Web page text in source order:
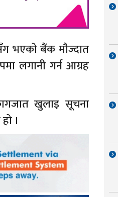
भएको बैंक मौज्दात
लगानी गर्न आग्रह
खुलाइ सूचना
।